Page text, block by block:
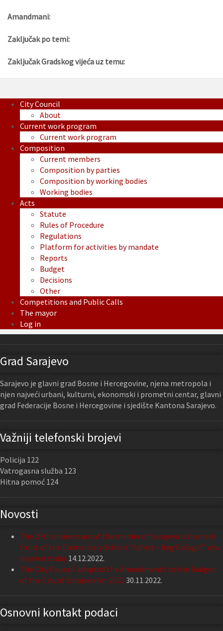
Amandmani:
Zaključak po temi:
Zaključak Gradskog vijeća uz temu:
City Council
About
Current work program
Current work program
Composition
Current members
Composition by parties
Composition by working bodies
Working bodies
Acts
Statute
Rules of Procedure
Regulations
Platform for activities by mandate
Reports
Budget
Decisions
Other
Competitions and Public Calls
The mayor
Log in
Grad Sarajevo
Sarajevo je glavni grad Bosne i Hercegovine, njena metropola i
njen najveći urbani, kulturni, ekonomski i prometni centar, glavni
grad Federacije Bosne i Hercegovine i sjedište Kantona Sarajevo.
Važniji telefonski brojevi
Policija 122
Vatrogasna služba 123
Hitna pomoć 124
Novosti
The 29th anniversary of the murder of Sarajevo citizens in
front of the Elementary School “Safvet – beg Bašagić” was
marked today 14.12.2022.
The City Council adopted the Amendments to the Budget
of the City of Sarajevo for 202230.11.2022.
Osnovni kontakt podaci